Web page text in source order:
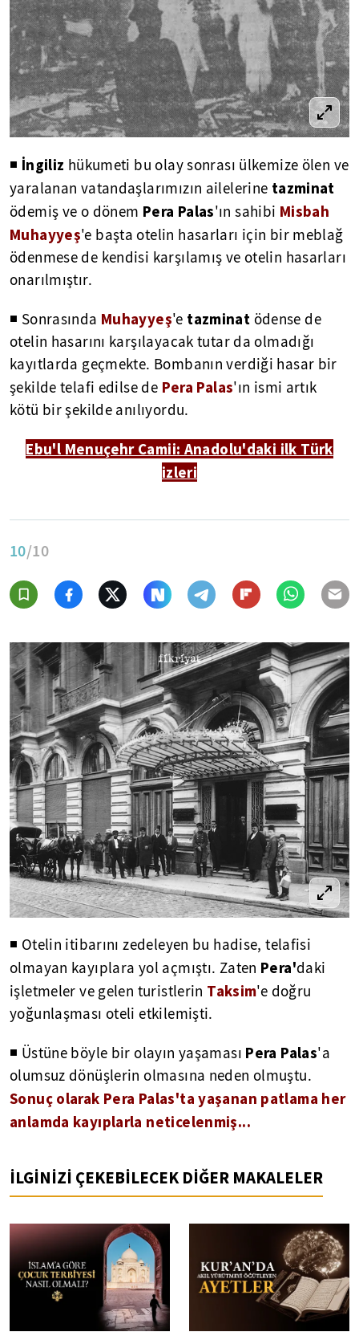
◾ İngiliz hükumeti bu olay sonrası ülkemize ölen ve
yaralanan vatandaşlarımızın ailelerine tazminat
ödemiş ve o dönem Pera Palas'ın sahibi Misbah
Muhayyeş'e başta otelin hasarları için bir meblağ
ödenmese de kendisi karşılamış ve otelin hasarları
onarılmıştır.
◾ Sonrasında Muhayyeş'e tazminat ödense de
otelin hasarını karşılayacak tutar da olmadığı
kayıtlarda geçmekte. Bombanın verdiği hasar bir
şekilde telafi edilse de Pera Palas'ın ismi artık
kötü bir şekilde anılıyordu.
Ebu'l Menuçehr Camii: Anadolu'daki ilk Türk
izleri
10/10
◾ Otelin itibarını zedeleyen bu hadise, telafisi
olmayan kayıplara yol açmıştı. Zaten Pera'daki
işletmeler ve gelen turistlerin Taksim'e doğru
yoğunlaşması oteli etkilemişti.
◾ Üstüne böyle bir olayın yaşaması Pera Palas'a
olumsuz dönüşlerin olmasına neden olmuştu.
Sonuç olarak Pera Palas'ta yaşanan patlama her
anlamda kayıplarla neticelenmiş...
İLGİNİZİ ÇEKEBİLECEK DİĞER MAKALELER